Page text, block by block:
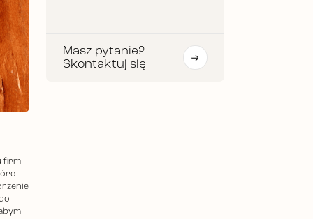
Masz pytanie?
Skontaktuj się
firm.